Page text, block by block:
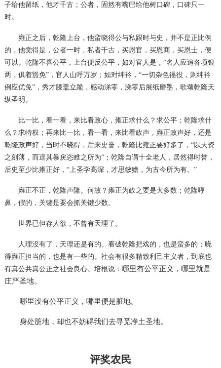
子给他留纸，他才千古；公者，固然有嘴巴给他树口碑，口碑只一
时。
雍正之后，乾隆上台，他蛮晓得公与私跟时与史，并不是正比例
的，他觉得是，公者一时，私者千古，买恩官，买恩商，买恩士，便
可以。乾隆不喜公平，上台便反公平，如对官人是， “名人应追各项银
两，俱着豁免”，官人山呼万岁；如对绅衿，“一切杂色徭役，则绅衿
例应优免”，秀才膝盖立跪，感动涕零，涕零后展纸磨墨，歌颂乾隆天
纵圣明。
比一比，看一看，来比看政心，雍正求什么？求公平；乾隆求什
么？求特权；再来比一比，看一看，来比看政声，雍正政声好，还是
乾隆政声好，当时不晓得，后来史誉，乾隆比雍正要好多了， “以天资
之刻薄，而逞其暴戾恣睢之所为”；乾隆自谓十全老人，居然得时誉，
后史至少比雍正好，“上圣学高深，才思敏赡，为古今所为有。”
雍正不正，乾隆声隆。何故？雍正为政之要是大多数；乾隆哼
鼻，假的，关键是要会抓关键少数。
世界已但存人欲，不曾有天理了。
人理没有了，天理还是有的。看破乾隆把戏的，也是蛮多的；晓
得雍正担当的，也是有一些的。社会有很多精致利己主义者，到底也
有真公共真公正之社会良心。培根说： 哪里有公平正义，哪里就是
庄严圣地。
哪里没有公平正义，哪里便是脏地。
身处脏地，却也不妨碍我们去寻觅净土圣地。
评奖农民